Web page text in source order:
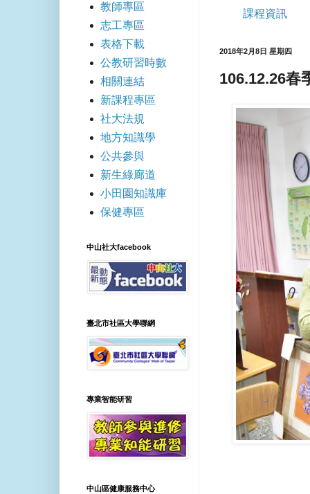
課程資訊
2018年2月8日 星期四
106.12.26春
教師專區
志工專區
表格下載
公教研習時數
相關連結
新課程專區
社大法規
地方知識學
公共參與
新生綠廊道
小田園知識庫
保健專區
中山社大facebook
臺北市社區大學聯網
專業智能研習
中山區健康服務中心